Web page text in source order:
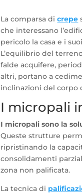
La comparsa dicrepe
che interessano
pericolo la casa e i
L’equilibrio del
falde acquifere,
altri, portano a
inclinazioni del corpo
I micropali
I micropali sono la
Queste strutture
ripristinando la
consolidamenti
zona non palificata.
La tecnica di